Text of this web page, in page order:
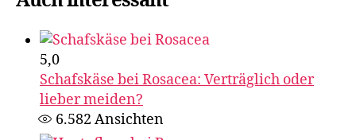
5,0
Schafskäse bei Rosacea: Verträglich oder
lieber meiden?
6.582 Ansichten